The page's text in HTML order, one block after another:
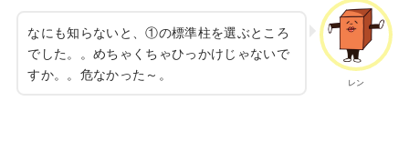
レン
なにも知らないと、①の標準柱を選ぶところ
でした。。めちゃくちゃひっかけじゃないで
すか。。危なかった～。